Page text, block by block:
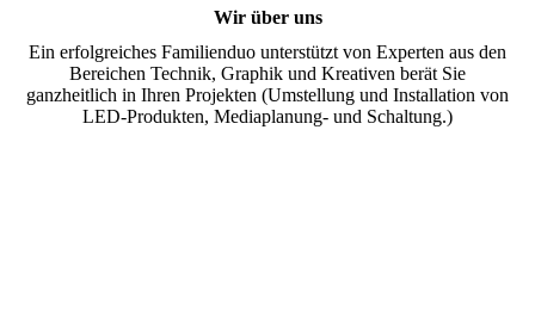
Wir über uns
Ein erfolgreiches Familienduo unterstützt von Experten aus den
Bereichen Technik, Graphik und Kreativen berät Sie
ganzheitlich in Ihren Projekten (Umstellung und Installation von
LED-Produkten, Mediaplanung- und Schaltung.)